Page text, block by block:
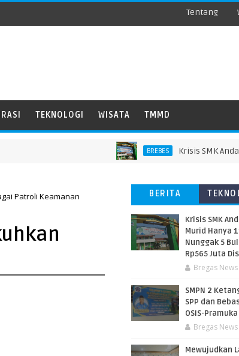
Tentang
TEKNOLOGI WISATA TMMD
BREBES Krisis SMK
Patroli Keamanan
BERITA
TERBARU
Krisis SMK
Murid Hanya
Nunggak 5
Rp565 Juta
Bregas News
SMPN 2
SPP dan
OSIS-
Bregas News
​Mewujudkan